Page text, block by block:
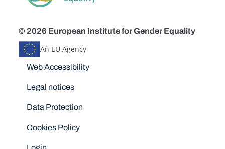
© 2026 European Institute for Gender Equality
An EU Agency
Disclaimers
Web Accessibility
Legal notices
Data Protection
Cookies Policy